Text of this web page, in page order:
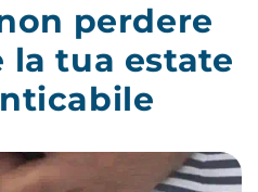
perdere
la tua estate